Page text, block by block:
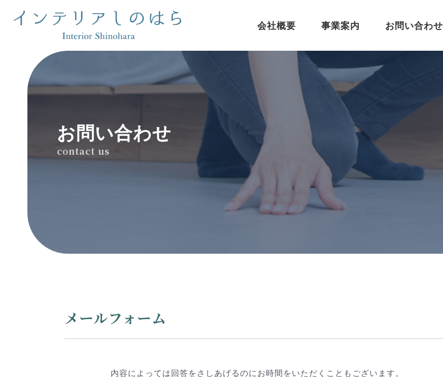
会社概要 事業案内 お問い合わせ
お問い合わせ
contact us
メールフォーム
内容によっては回答をさしあげるのにお時間をいただくこともございます。